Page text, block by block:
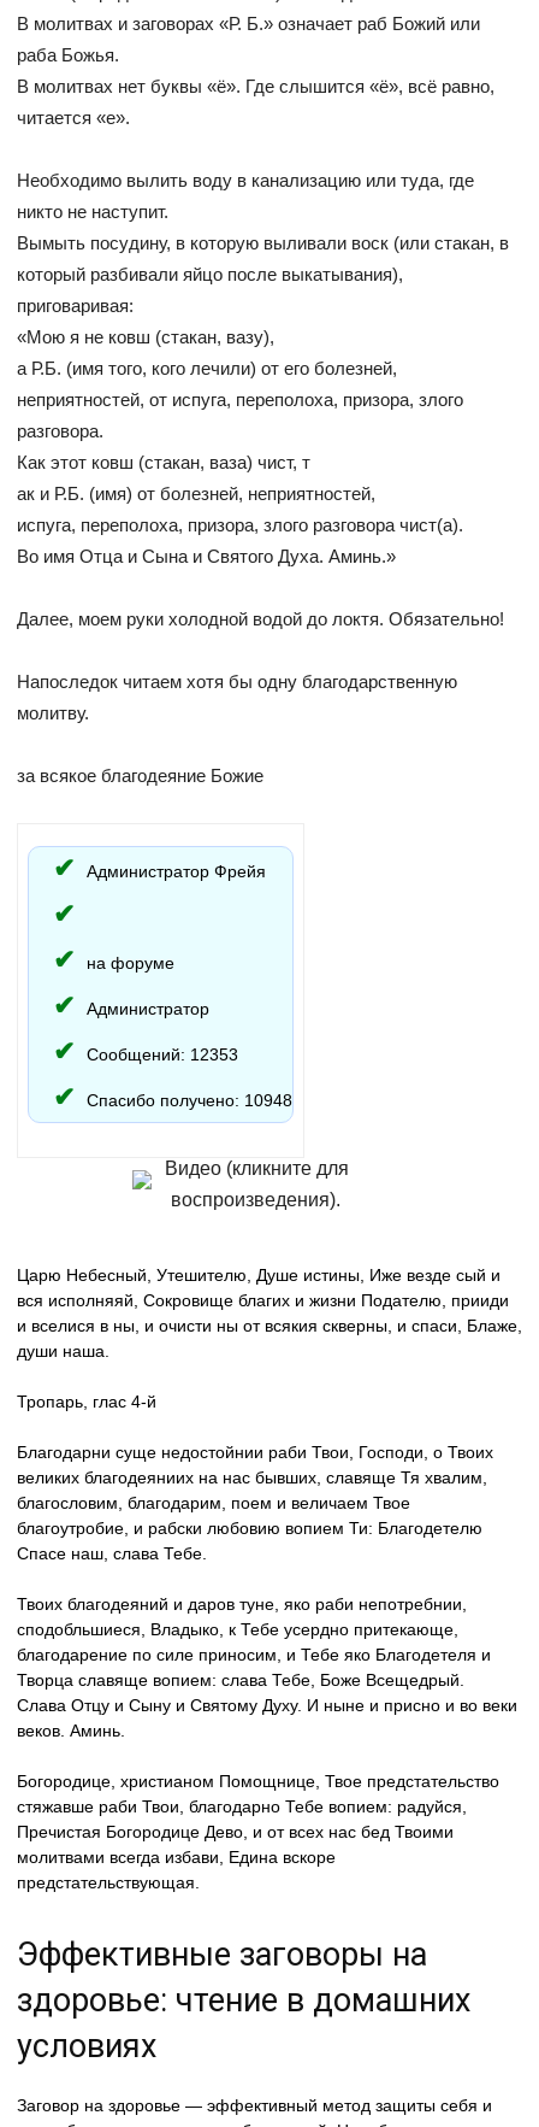
В молитвах и заговорах «Р. Б.» означает раб Божий или
раба Божья.
В молитвах нет буквы «ё». Где слышится «ё», всё равно,
читается «е».
Необходимо вылить воду в канализацию или туда, где
никто не наступит.
Вымыть посудину, в которую выливали воск (или стакан, в
который разбивали яйцо после выкатывания),
приговаривая:
«Мою я не ковш (стакан, вазу),
а Р.Б. (имя того, кого лечили) от его болезней,
неприятностей, от испуга, переполоха, призора, злого
разговора.
Как этот ковш (стакан, ваза) чист, т
ак и Р.Б. (имя) от болезней, неприятностей,
испуга, переполоха, призора, злого разговора чист(а).
Во имя Отца и Сына и Святого Духа. Аминь.»
Далее, моем руки холодной водой до локтя. Обязательно!
Напоследок читаем хотя бы одну благодарственную
молитву.
за всякое благодеяние Божие
Администратор Фрейя
на форуме
Администратор
Сообщений: 12353
Спасибо получено: 10948
Видео (кликните для
воспроизведения).
Царю Небесный, Утешителю, Душе истины, Иже везде сый и
вся исполняяй, Сокровище благих и жизни Подателю, прииди
и вселися в ны, и очисти ны от всякия скверны, и спаси, Блаже,
души наша.
Тропарь, глас 4-й
Благодарни суще недостойнии раби Твои, Господи, о Твоих
великих благодеяниих на нас бывших, славяще Тя хвалим,
благословим, благодарим, поем и величаем Твое
благоутробие, и рабски любовию вопием Ти: Благодетелю
Спасе наш, слава Тебе.
Твоих благодеяний и даров туне, яко раби непотребнии,
сподобльшиеся, Владыко, к Тебе усердно притекающе,
благодарение по силе приносим, и Тебе яко Благодетеля и
Творца славяще вопием: слава Тебе, Боже Всещедрый.
Слава Отцу и Сыну и Святому Духу. И ныне и присно и во веки
веков. Аминь.
Богородице, христианом Помощнице, Твое предстательство
стяжавше раби Твои, благодарно Тебе вопием: радуйся,
Пречистая Богородице Дево, и от всех нас бед Твоими
молитвами всегда избави, Едина вскоре
предстательствующая.
Эффективные заговоры на
здоровье: чтение в домашних
условиях
Заговор на здоровье — эффективный метод защиты себя и